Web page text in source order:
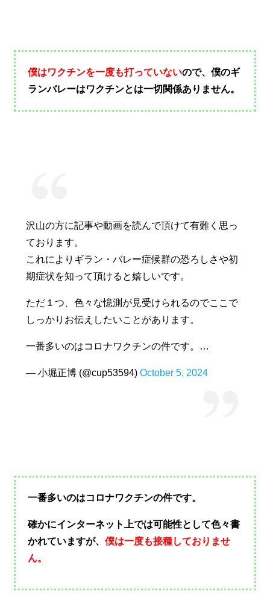
僕はワクチンを一度も打っていないので、僕のギ
ランバレーはワクチンとは一切関係ありません。
沢山の方に記事や動画を読んで頂けて有難く思っ
ております。
これによりギラン・バレー症候群の恐ろしさや初
期症状を知って頂けると嬉しいです。
ただ１つ、色々な憶測が見受けられるのでここで
しっかりお伝えしたいことがあります。
一番多いのはコロナワクチンの件です。…
— 小堀正博 (@cup53594) October 5, 2024
一番多いのはコロナワクチンの件です。
確かにインターネット上では可能性として色々書
かれていますが、 僕は一度も接種しておりませ
ん。